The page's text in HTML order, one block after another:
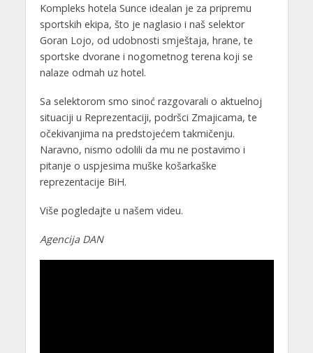
Kompleks hotela Sunce idealan je za pripremu
sportskih ekipa, što je naglasio i naš selektor
Goran Lojo, od udobnosti smještaja, hrane, te
sportske dvorane i nogometnog terena koji se
nalaze odmah uz hotel.
Sa selektorom smo sinoć razgovarali o aktuelnoj
situaciji u Reprezentaciji, podršci Zmajicama, te
očekivanjima na predstojećem takmičenju.
Naravno, nismo odolili da mu ne postavimo i
pitanje o uspjesima muške košarkaške
reprezentacije BiH.
Više pogledajte u našem videu.
Agencija DAN